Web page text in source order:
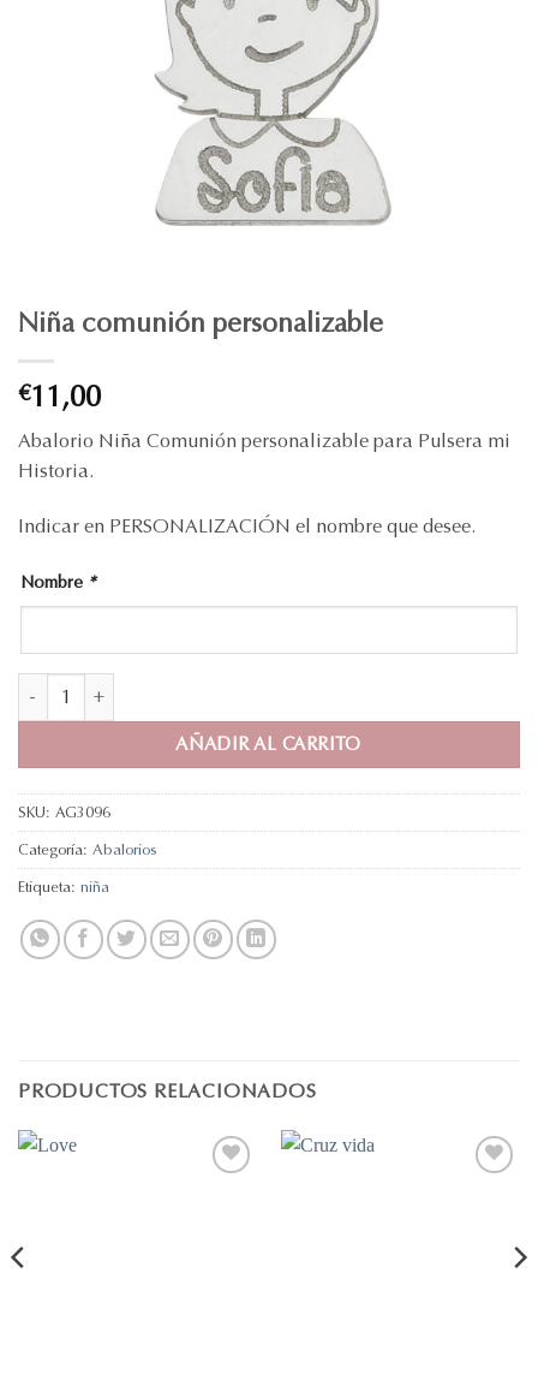
Niña comunión personalizable
€11,00
Abalorio Niña Comunión personalizable para Pulsera mi
Historia.
Indicar en PERSONALIZACIÓN el nombre que desee.
Nombre *
Niña comunión personalizable cantidad
AÑADIR AL CARRITO
SKU: AG3096
Categoría: Abalorios
Etiqueta: niña
PRODUCTOS RELACIONADOS